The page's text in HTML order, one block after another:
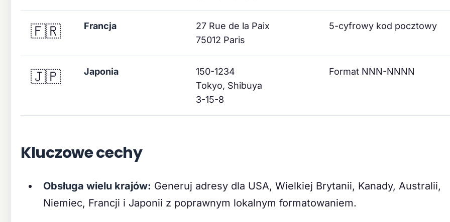
🇫🇷 Francja
27 Rue de la Paix
75012 Paris
5-cyfrowy kod pocztowy
🇯🇵 Japonia
150-1234
Tokyo, Shibuya
3-15-8
Format NNN-NNNN
Kluczowe cechy
Obsługa wielu krajów: Generuj adresy dla USA, Wielkiej Brytanii, Kanady, Australii,
Niemiec, Francji i Japonii z poprawnym lokalnym formatowaniem.